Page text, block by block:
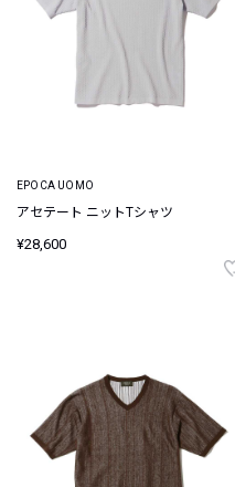
EPOCA UOMO
アセテート ニットTシャツ
¥28,600